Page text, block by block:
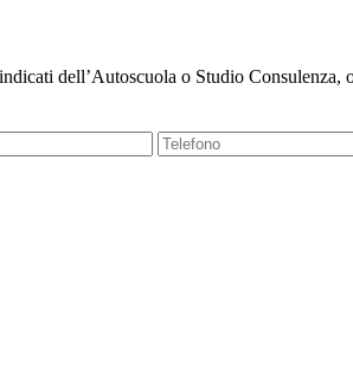
dell’Autoscuola o Studio